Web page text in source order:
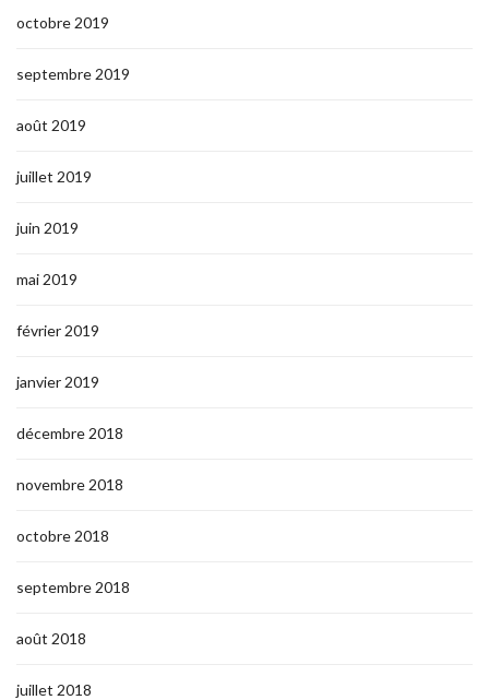
octobre 2019
septembre 2019
août 2019
juillet 2019
juin 2019
mai 2019
février 2019
janvier 2019
décembre 2018
novembre 2018
octobre 2018
septembre 2018
août 2018
juillet 2018